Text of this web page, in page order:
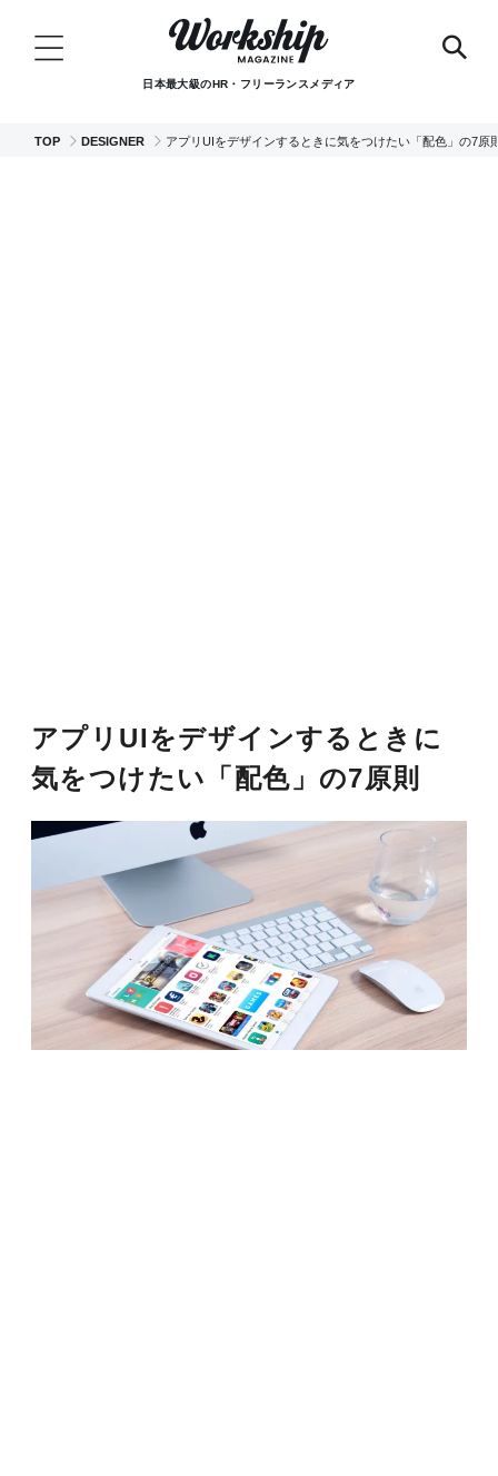
日本最大級のHR・フリーランスメディア
TOP DESIGNER アプリUIをデザインするときに気をつけたい「配色」の7原
アプリUIをデザインするときに
気をつけたい「配色」の7原則